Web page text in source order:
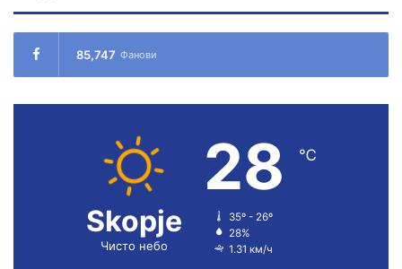
85,747 Фанови
Skopje
Чисто небо
28 ℃
35º - 26º
28%
1.31 км/ч